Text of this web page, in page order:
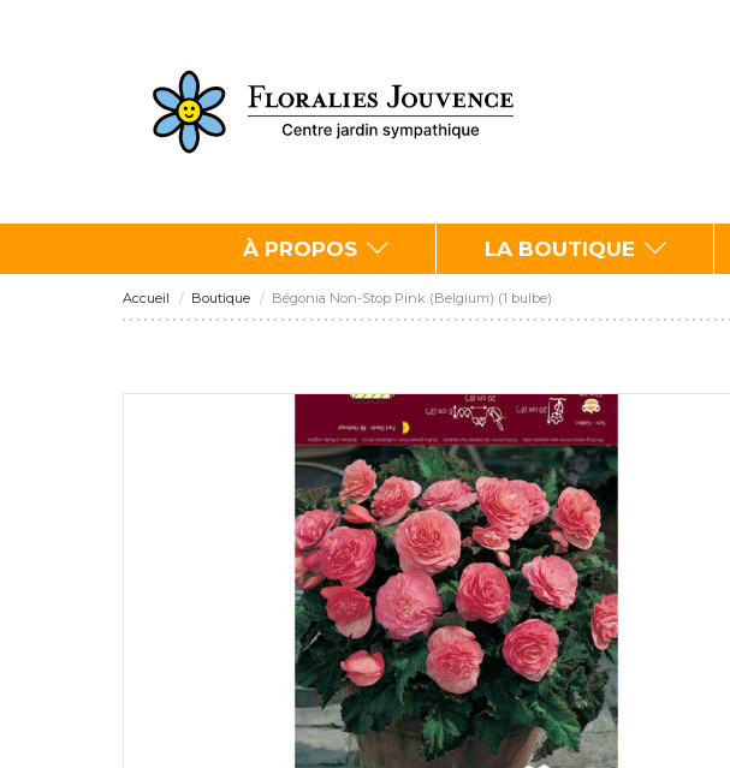
À PROPOS LA BOUTIQUE
Accueil Boutique Bégonia Non-Stop Pink (Belgium) (1 bulbe)